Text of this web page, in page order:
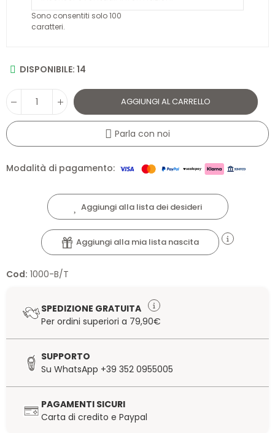
Sono consentiti solo 100
caratteri.
DISPONIBILE: 14
AGGIUNGI AL CARRELLO
Parla con noi
Modalità di pagamento:
Aggiungi alla lista dei desideri
Aggiungi alla mia lista nascita
Cod: 1000-B/T
SPEDIZIONE GRATUITA
Per ordini superiori a 79,90€
SUPPORTO
Su WhatsApp +39 352 0955005
PAGAMENTI SICURI
Carta di credito e Paypal